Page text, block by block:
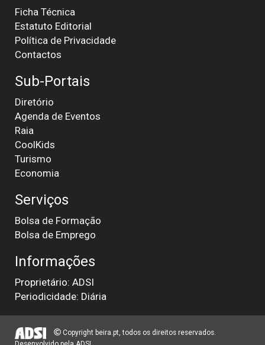
Ficha Técnica
Estatuto Editorial
Política de Privacidade
Contactos
Sub-Portais
Diretório
Agenda de Eventos
Raia
CoolKids
Turismo
Economia
Serviços
Bolsa de Formação
Bolsa de Emprego
Informações
Proprietário: ADSI
Periodicidade: Diária
Copyright beira.pt, todos os direitos reservados.